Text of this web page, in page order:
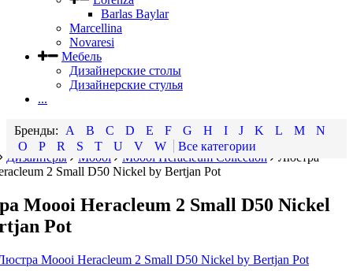
Barlas Baylar
Marcellina
Novaresi
Мебель
Дизайнерские столы
Дизайнерские стулья
...
A B C D E F G H I J K L M
N
O
P R S T U V W
Все категории
Дизайнеры
Moooi Moooi Heracleum Collection
Люстра
2 Small D50 Nickel by Bertjan Pot
Moooi Heracleum 2 Small D50 Nickel
Pot